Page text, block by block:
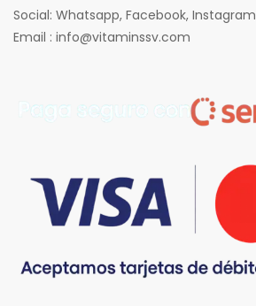
Social: Whatsapp, Facebook, Instagram
Email : info@vitaminssv.com